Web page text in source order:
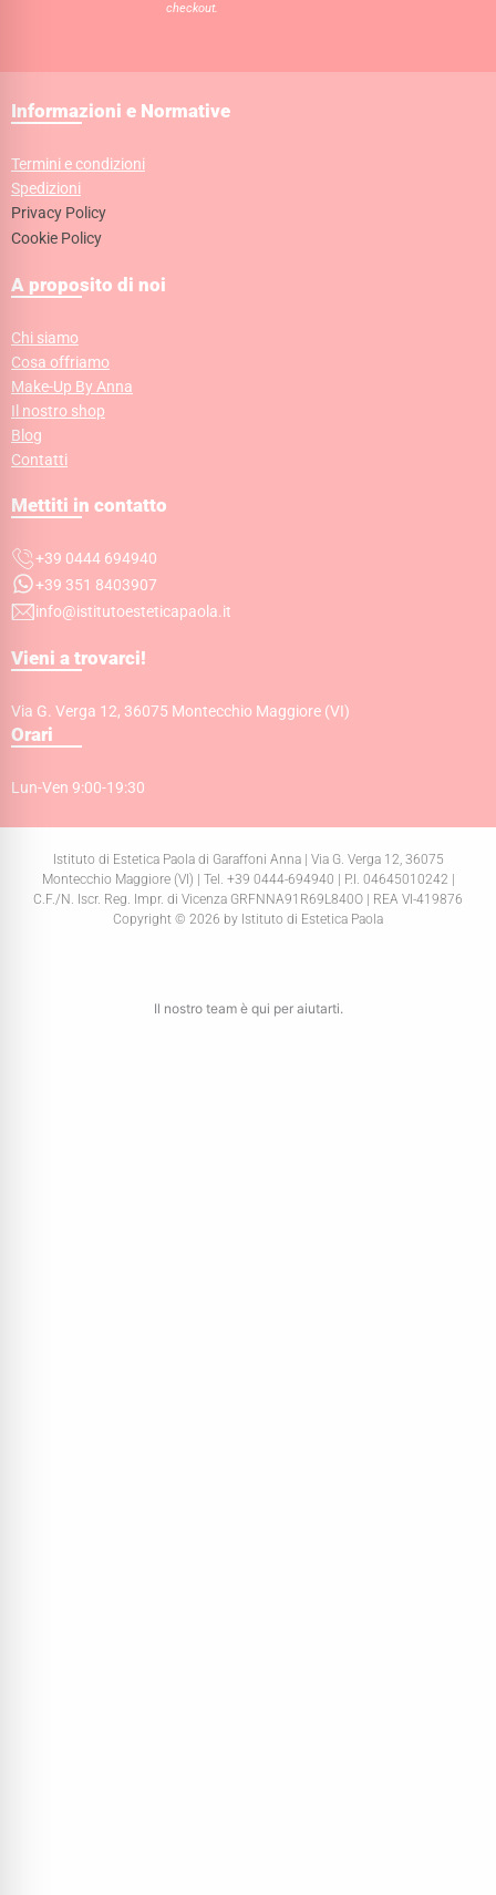
checkout.
Informazioni e Normative
Termini e condizioni
Spedizioni
Privacy Policy
Cookie Policy
A proposito di noi
Chi siamo
Cosa offriamo
Make-Up By Anna
Il nostro shop
Blog
Contatti
Mettiti in contatto
+39 0444 694940
+39 351 8403907
info@istitutoesteticapaola.it
Vieni a trovarci!
Via G. Verga 12, 36075 Montecchio Maggiore (VI)
Orari
Lun-Ven 9:00-19:30
Istituto di Estetica Paola di Garaffoni Anna | Via G. Verga 12, 36075
Montecchio Maggiore (VI) | Tel. +39 0444-694940 | P.I. 04645010242 |
C.F./N. Iscr. Reg. Impr. di Vicenza GRFNNA91R69L840O | REA VI-419876
Copyright © 2026 by Istituto di Estetica Paola
Il nostro team è qui per aiutarti.